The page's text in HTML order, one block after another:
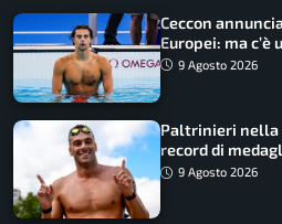
Ceccon
Europei: ma
9 Agosto 2026
Paltrinieri nella
record di
9 Agosto 2026